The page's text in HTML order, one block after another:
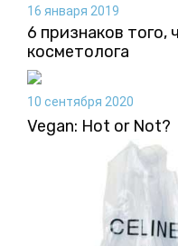
16 января 2019
6 признаков того,
косметолога
10 сентября 2020
Vegan: Hot or Not?